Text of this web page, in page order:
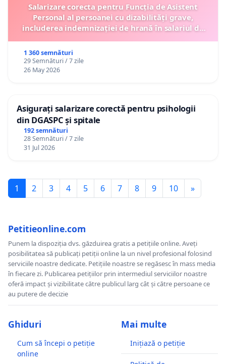
Salarizare corecta pentru Funcția de Asistent
Personal al persoanei cu dizabilități grave,
includerea indemnizației de hrană în salariul de
1 360 semnături
29 Semnături / 7 zile
26 May 2026
Asigurați salarizare corectă pentru psihologii
din DGASPC și spitale
192 semnături
28 Semnături / 7 zile
31 Jul 2026
1 2 3 4 5 6 7 8 9 10 »
Petitieonline.com
Punem la dispoziția dvs. găzduirea gratis a petițiile online. Aveți
posibilitatea să publicați petiții online la un nivel profesional folosind
serviciile noastre dedicate. Petițiile noastre se regăsesc în mass media
în fiecare zi. Publicarea petițiilor prin intermediul serviciilor noastre
oferă impact și vizibilitate către publicul larg cât și către persoane ce
au putere de decizie
Ghiduri
Cum să începi o petiție
online
Mai multe
Inițiază o petiție